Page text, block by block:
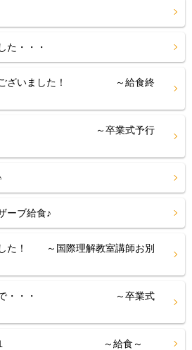
た・・・
ございました！ ～給食終
に ～卒業式予行
ーブ給食♪
た！ ～国際理解教室講師お別
囲気で・・・ ～卒業式
のNO.１ ～給食～